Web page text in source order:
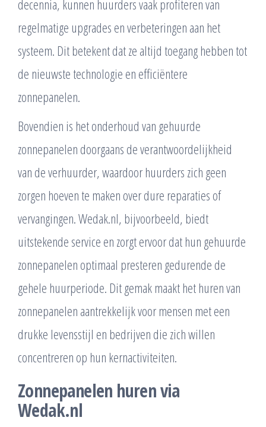
decennia, kunnen huurders vaak profiteren van
regelmatige upgrades en verbeteringen aan het
systeem. Dit betekent dat ze altijd toegang hebben tot
de nieuwste technologie en efficiëntere
zonnepanelen.
Bovendien is het onderhoud van gehuurde
zonnepanelen doorgaans de verantwoordelijkheid
van de verhuurder, waardoor huurders zich geen
zorgen hoeven te maken over dure reparaties of
vervangingen. Wedak.nl, bijvoorbeeld, biedt
uitstekende service en zorgt ervoor dat hun gehuurde
zonnepanelen optimaal presteren gedurende de
gehele huurperiode. Dit gemak maakt het huren van
zonnepanelen aantrekkelijk voor mensen met een
drukke levensstijl en bedrijven die zich willen
concentreren op hun kernactiviteiten.
Zonnepanelen huren via
Wedak.nl